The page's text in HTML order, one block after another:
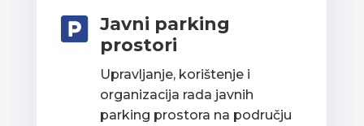

Javni parking
prostori
Upravljanje, korištenje i
organizacija rada javnih
parking prostora na području